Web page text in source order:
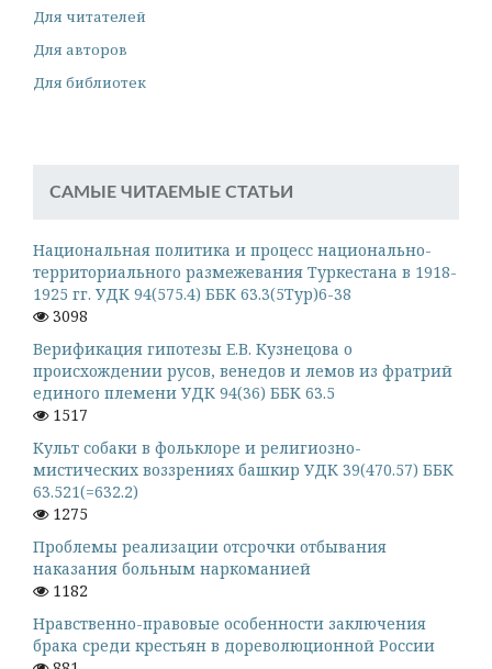
Для читателей
Для авторов
Для библиотек
САМЫЕ ЧИТАЕМЫЕ СТАТЬИ
Национальная политика и процесс национально-
территориального размежевания Туркестана в 1918-
1925 гг. УДК 94(575.4) ББК 63.3(5Тур)6-38
3098
Верификация гипотезы Е.В. Кузнецова о
происхождении русов, венедов и лемов из фратрий
единого племени УДК 94(36) ББК 63.5
1517
Культ собаки в фольклоре и религиозно-
мистических воззрениях башкир УДК 39(470.57) ББК
63.521(=632.2)
1275
Проблемы реализации отсрочки отбывания
наказания больным наркоманией
1182
Нравственно-правовые особенности заключения
брака среди крестьян в дореволюционной России